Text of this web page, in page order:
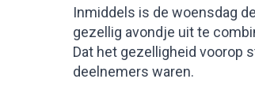
Inmiddels is de woensdag
gezellig avondje uit te
Dat het gezelligheid voorop
deelnemers waren.